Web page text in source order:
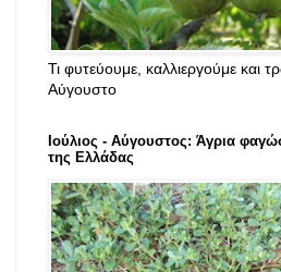
Τι φυτεύουμε, καλλιεργούμε και
Αύγουστο
Ιούλιος - Αύγουστος: Άγρια
της Ελλάδας